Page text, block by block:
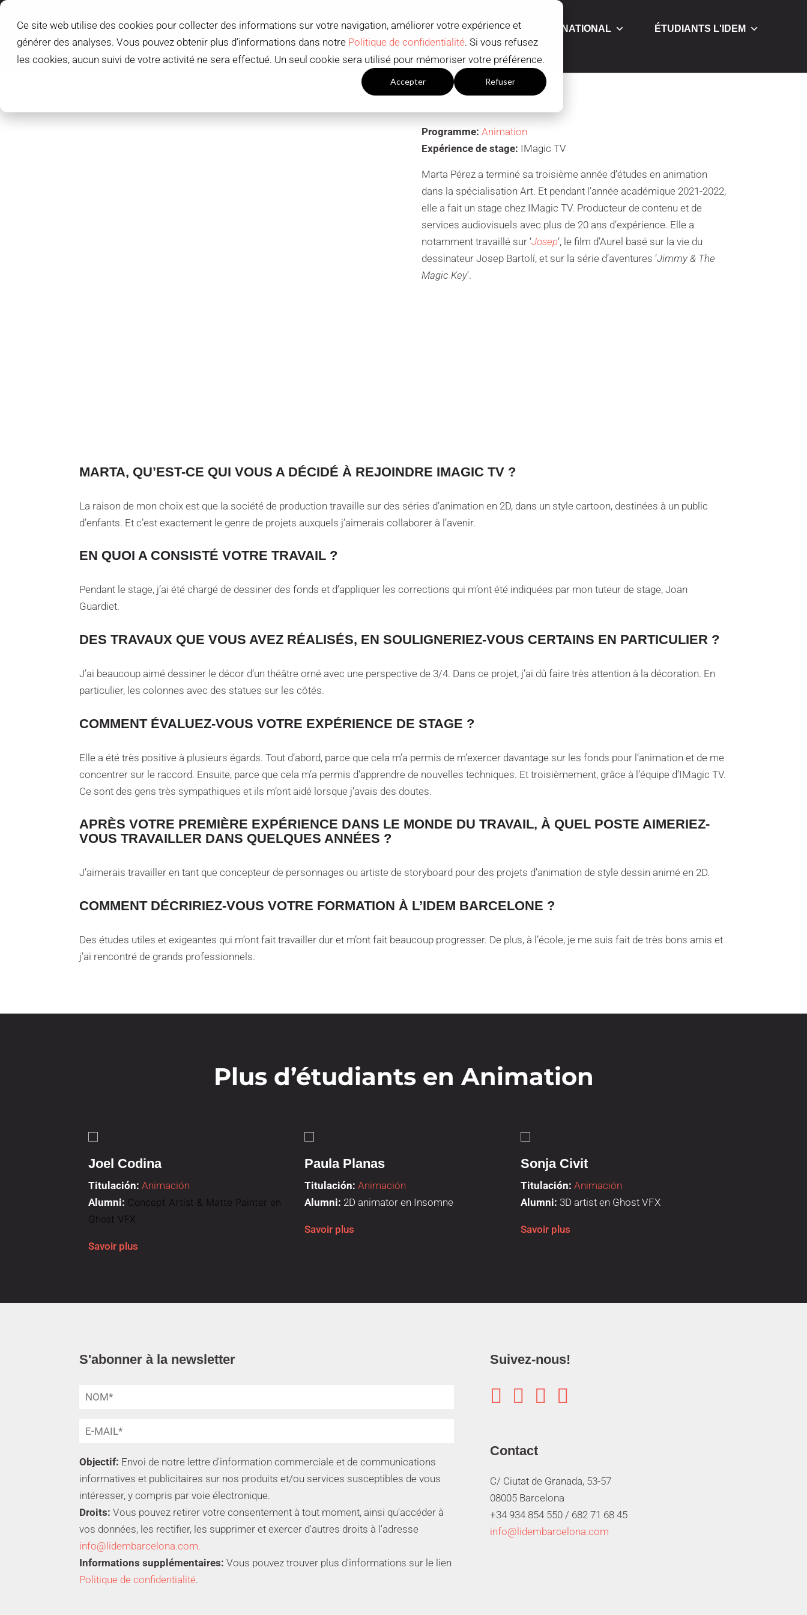
Ce site web utilise des cookies pour collecter des informations sur votre navigation, améliorer votre expérience et
générer des analyses. Vous pouvez obtenir plus d’informations dans notre Politique de confidentialité. Si vous refusez
les cookies, aucun suivi de votre activité ne sera effectué. Un seul cookie sera utilisé pour mémoriser votre préférence.
Accepter Refuser
L'IDEM SCHOOL ADMISSIONS ET BOURSES D'ÉTUDES OFFRE ACADÉMIQUE INTERNATIONAL ÉTUDIANTS L'IDEM
Contact FR
Programme: Animation
Expérience de stage: IMagic TV
Marta Pérez a terminé sa troisième année d’études en animation
dans la spécialisation Art. Et pendant l’année académique 2021-2022,
elle a fait un stage chez IMagic TV. Producteur de contenu et de
services audiovisuels avec plus de 20 ans d’expérience. Elle a
notamment travaillé sur ‘Josep‘, le film d’Aurel basé sur la vie du
dessinateur Josep Bartolí, et sur la série d’aventures ‘Jimmy & The
Magic Key‘.
MARTA, QU’EST-CE QUI VOUS A DÉCIDÉ À REJOINDRE IMAGIC TV ?
La raison de mon choix est que la société de production travaille sur des séries d’animation en 2D, dans un style cartoon, destinées à un public
d’enfants. Et c’est exactement le genre de projets auxquels j’aimerais collaborer à l’avenir.
EN QUOI A CONSISTÉ VOTRE TRAVAIL ?
Pendant le stage, j’ai été chargé de dessiner des fonds et d’appliquer les corrections qui m’ont été indiquées par mon tuteur de stage, Joan
Guardiet.
DES TRAVAUX QUE VOUS AVEZ RÉALISÉS, EN SOULIGNERIEZ-VOUS CERTAINS EN PARTICULIER ?
J’ai beaucoup aimé dessiner le décor d’un théâtre orné avec une perspective de 3/4. Dans ce projet, j’ai dû faire très attention à la décoration. En
particulier, les colonnes avec des statues sur les côtés.
COMMENT ÉVALUEZ-VOUS VOTRE EXPÉRIENCE DE STAGE ?
Elle a été très positive à plusieurs égards. Tout d’abord, parce que cela m’a permis de m’exercer davantage sur les fonds pour l’animation et de me
concentrer sur le raccord. Ensuite, parce que cela m’a permis d’apprendre de nouvelles techniques. Et troisièmement, grâce à l’équipe d’IMagic TV.
Ce sont des gens très sympathiques et ils m’ont aidé lorsque j’avais des doutes.
APRÈS VOTRE PREMIÈRE EXPÉRIENCE DANS LE MONDE DU TRAVAIL, À QUEL POSTE AIMERIEZ-
VOUS TRAVAILLER DANS QUELQUES ANNÉES ?
J’aimerais travailler en tant que concepteur de personnages ou artiste de storyboard pour des projets d’animation de style dessin animé en 2D.
COMMENT DÉCRIRIEZ-VOUS VOTRE FORMATION À L’IDEM BARCELONE ?
Des études utiles et exigeantes qui m’ont fait travailler dur et m’ont fait beaucoup progresser. De plus, à l’école, je me suis fait de très bons amis et
j’ai rencontré de grands professionnels.
​Plus d’étudiants en Animation
Joel Codina
Titulación: Animación
Alumni: Concept Artist & Matte Painter en
Ghost VFX
Savoir plus
Paula Planas
Titulación: Animación
Alumni: 2D animator en Insomne
Savoir plus
Sonja Civit
Titulación: Animación
Alumni: 3D artist en Ghost VFX
Savoir plus
S'abonner à la newsletter
Objectif: Envoi de notre lettre d'information commerciale et de communications
informatives et publicitaires sur nos produits et/ou services susceptibles de vous
intéresser, y compris par voie électronique.
Droits: Vous pouvez retirer votre consentement à tout moment, ainsi qu'accéder à
vos données, les rectifier, les supprimer et exercer d'autres droits à l'adresse
info@lidembarcelona.com.
Informations supplémentaires: Vous pouvez trouver plus d'informations sur le lien
Politique de confidentialité.
Suivez-nous!
   
Contact
C/ Ciutat de Granada, 53-57
08005 Barcelona
+34 934 854 550 / 682 71 68 45
info@lidembarcelona.com